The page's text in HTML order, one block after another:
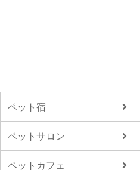
ペット宿
ペットサロン
ペットカフェ